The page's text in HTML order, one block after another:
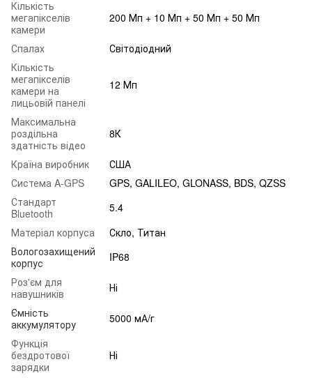
Кількість
мегапікселів
камери
200 Мп + 10 Мп + 50 Мп + 50 Мп
Спалах
Світодіодний
Кількість
мегапікселів
камери на
лицьовій панелі
12 Мп
Максимальна
роздільна
здатність відео
8К
Країна виробник
США
Система A-GPS
GPS, GALILEO, GLONASS, BDS, QZSS
Стандарт
Bluetooth
5.4
Матеріал корпуса
Скло, Титан
Вологозахищений
корпус
IP68
Роз'єм для
навушників
Ні
Ємність
аккумулятору
5000 мА/г
Функція
бездротової
зарядки
Ні